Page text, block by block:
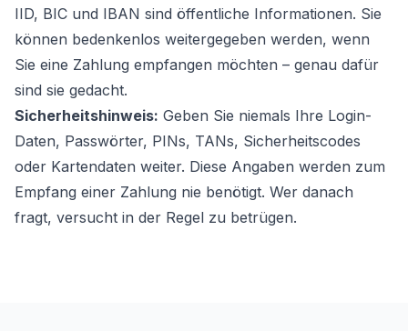
IID, BIC und IBAN sind öffentliche Informationen. Sie
können bedenkenlos weitergegeben werden, wenn
Sie eine Zahlung empfangen möchten – genau dafür
sind sie gedacht.
Sicherheitshinweis: Geben Sie niemals Ihre Login-
Daten, Passwörter, PINs, TANs, Sicherheitscodes
oder Kartendaten weiter. Diese Angaben werden zum
Empfang einer Zahlung nie benötigt. Wer danach
fragt, versucht in der Regel zu betrügen.